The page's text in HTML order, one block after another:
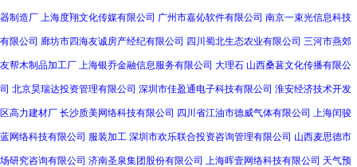
器制造厂 上海度翔文化传媒有限公司 广州市嘉伈软件有限公司 南京一束光信息科技
有限公司 廊坊市四海友诚房产经纪有限公司 四川蜀北生态农业有限公司 三河市燕郊
友帮木制品加工厂 上海银乔金融信息服务有限公司 大理石 山西桑葚文化传播有限公
司 北京昊瑞达投资管理有限公司 深圳市佳盈通电子科技有限公司 淮安经济技术开发
区高力建材厂 长沙质美网络科技有限公司 四川省江油市德威气体有限公司 上海闰骏
蓝网络科技有限公司 服装加工 深圳市欢乐联合投资咨询管理有限公司 山西麦思德市
场研究咨询有限公司 济南圣泉集团股份有限公司 上海晖壹网络科技有限公司 天气预